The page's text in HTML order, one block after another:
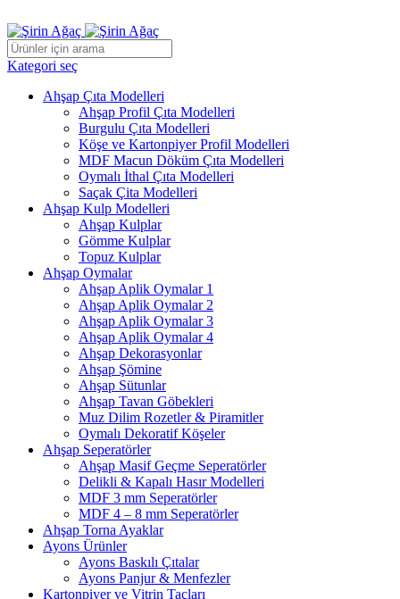
Kategori seç
Ahşap Çıta Modelleri
Ahşap Profil Çıta Modelleri
Burgulu Çıta Modelleri
Köşe ve Kartonpiyer Profil Modelleri
MDF Macun Döküm Çıta Modelleri
Oymalı İthal Çıta Modelleri
Saçak Çita Modelleri
Ahşap Kulp Modelleri
Ahşap Kulplar
Gömme Kulplar
Topuz Kulplar
Ahşap Oymalar
Ahşap Aplik Oymalar 1
Ahşap Aplik Oymalar 2
Ahşap Aplik Oymalar 3
Ahşap Aplik Oymalar 4
Ahşap Dekorasyonlar
Ahşap Şömine
Ahşap Sütunlar
Ahşap Tavan Göbekleri
Muz Dilim Rozetler & Piramitler
Oymalı Dekoratif Köşeler
Ahşap Seperatörler
Ahşap Masif Geçme Seperatörler
Delikli & Kapalı Hasır Modelleri
MDF 3 mm Seperatörler
MDF 4 – 8 mm Seperatörler
Ahşap Torna Ayaklar
Ayons Ürünler
Ayons Baskılı Çıtalar
Ayons Panjur & Menfezler
Kartonpiyer ve Vitrin Taçları